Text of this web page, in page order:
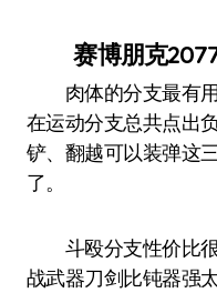
赛博朋克2077
肉体的分支最有用
在运动分支总共点出
铲、翻越可以装弹这
了。
斗殴分支性价比很
战武器刀剑比钝器强